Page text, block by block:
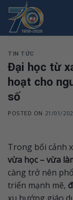
Skip
content
TIN TỨC
Đại học từ
hoạt cho
số
POSTED ON 21/01/
Trong bối cảnh
vừa học – vừa
càng trở nên
triển mạnh mẽ,